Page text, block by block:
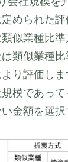
められた評
似業種比準
類似業種
り評価しま
模であっ
金額を選